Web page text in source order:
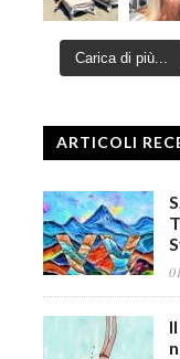
Carica di più...
ARTICOLI